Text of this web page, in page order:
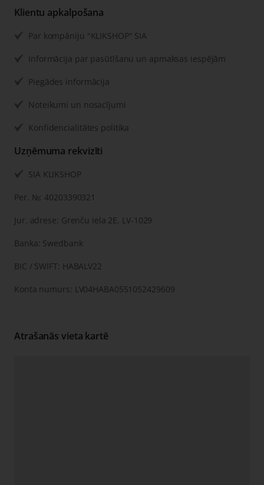
Klientu apkalpošana
Par kompāniju "KLIKSHOP" SIA
Informācija par pasūtīšanu un apmaksas iespējām
Piegādes informācija
Noteikumi un nosacījumi
Konfidencialitātes politika
Uzņēmuma rekvizīti
SIA KLIKSHOP
Рег. №: 40203390321
Jur. adrese: Grenču iela 2E, LV-1029
Banka: Swedbank
BIC / SWIFT: HABALV22
Konta numurs: LV04HABA0551052429609
Atrašanās vieta kartē